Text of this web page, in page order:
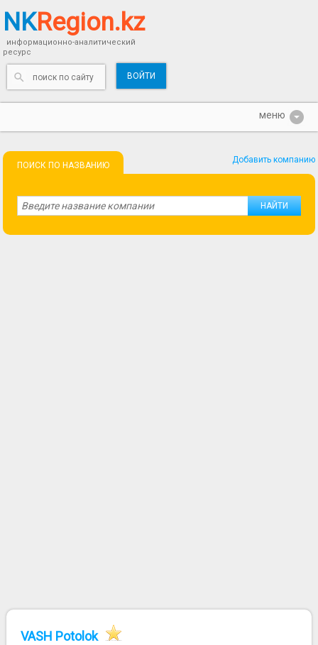
NKRegion.kz
информационно-аналитический
ресурс
ВОЙТИ
ПОИСК ПО НАЗВАНИЮ
Добавить компанию
VASH Potolok